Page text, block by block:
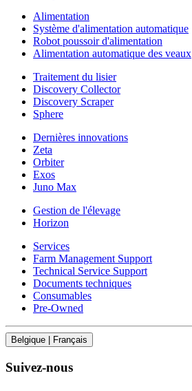
Alimentation
Système d'alimentation automatique
Robot poussoir d'alimentation
Alimentation automatique des veaux
Traitement du lisier
Discovery Collector
Discovery Scraper
Sphere
Dernières innovations
Zeta
Orbiter
Exos
Juno Max
Gestion de l'élevage
Horizon
Services
Farm Management Support
Technical Service Support
Documents techniques
Consumables
Pre-Owned
Belgique | Français
Suivez-nous